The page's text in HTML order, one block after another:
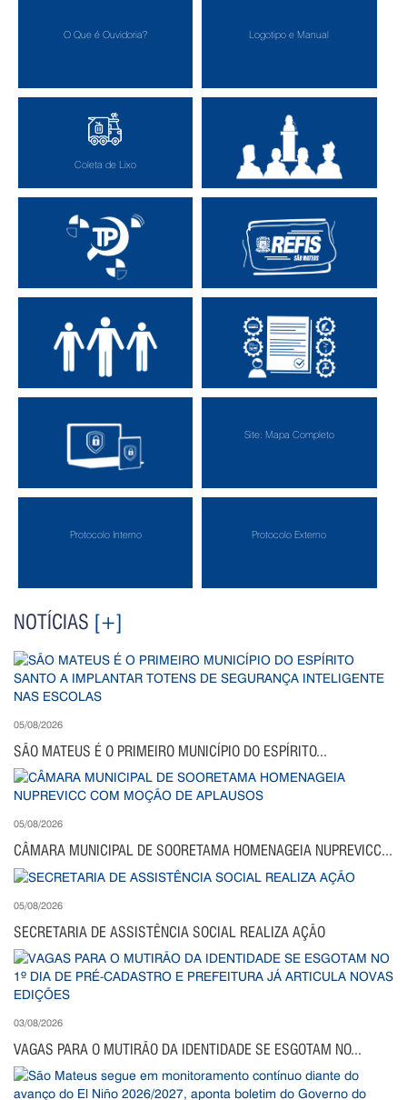
O Que é Ouvidoria? Logotipo e Manual
Coleta de Lixo
Audiências Públicas
Radar da Transparência REFIS São Mateus
Portal Acessibilidade Carta de Serviços
Política de Privacidade
Site: Mapa Completo
Protocolo Interno Protocolo Externo
NOTÍCIAS [+]
05/08/2026
SÃO MATEUS É O PRIMEIRO MUNICÍPIO DO ESPÍRITO...
05/08/2026
CÂMARA MUNICIPAL DE SOORETAMA HOMENAGEIA NUPREVICC...
05/08/2026
SECRETARIA DE ASSISTÊNCIA SOCIAL REALIZA AÇÃO
03/08/2026
VAGAS PARA O MUTIRÃO DA IDENTIDADE SE ESGOTAM NO...